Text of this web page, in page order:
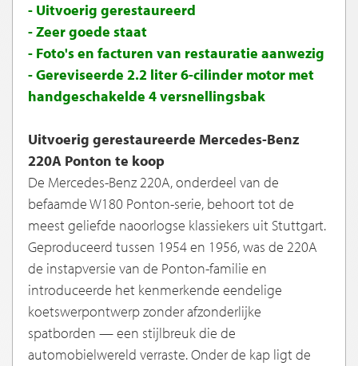
- Uitvoerig gerestaureerd
- Zeer goede staat
- Foto's en facturen van restauratie aanwezig
- Gereviseerde 2.2 liter 6-cilinder motor met
handgeschakelde 4 versnellingsbak
Uitvoerig gerestaureerde Mercedes-Benz
220A Ponton te koop
De Mercedes-Benz 220A, onderdeel van de
befaamde W180 Ponton-serie, behoort tot de
meest geliefde naoorlogse klassiekers uit Stuttgart.
Geproduceerd tussen 1954 en 1956, was de 220A
de instapversie van de Ponton-familie en
introduceerde het kenmerkende eendelige
koetswerpontwerp zonder afzonderlijke
spatborden — een stijlbreuk die de
automobielwereld verraste. Onder de kap ligt de